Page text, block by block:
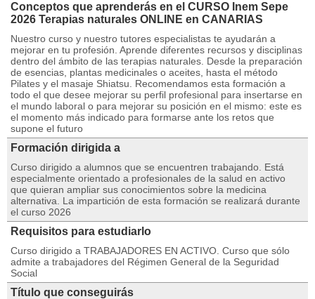
Conceptos que aprenderás en el CURSO Inem Sepe
2026 Terapias naturales ONLINE en CANARIAS
Nuestro curso y nuestro tutores especialistas te ayudarán a
mejorar en tu profesión. Aprende diferentes recursos y disciplinas
dentro del ámbito de las terapias naturales. Desde la preparación
de esencias, plantas medicinales o aceites, hasta el método
Pilates y el masaje Shiatsu. Recomendamos esta formación a
todo el que desee mejorar su perfil profesional para insertarse en
el mundo laboral o para mejorar su posición en el mismo: este es
el momento más indicado para formarse ante los retos que
supone el futuro
Formación dirigida a
Curso dirigido a alumnos que se encuentren trabajando. Está
especialmente orientado a profesionales de la salud en activo
que quieran ampliar sus conocimientos sobre la medicina
alternativa. La impartición de esta formación se realizará durante
el curso 2026
Requisitos para estudiarlo
Curso dirigido a TRABAJADORES EN ACTIVO. Curso que sólo
admite a trabajadores del Régimen General de la Seguridad
Social
Título que conseguirás